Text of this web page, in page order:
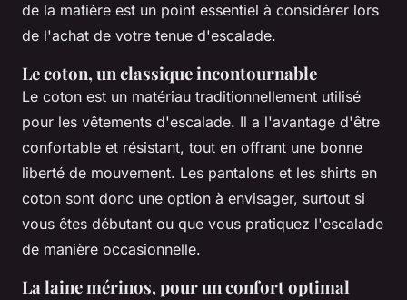
de la matière est un point essentiel à considérer lors
de l'achat de votre tenue d'escalade.
Le coton, un classique incontournable
Le coton est un matériau traditionnellement utilisé
pour les vêtements d'escalade. Il a l'avantage d'être
confortable et résistant, tout en offrant une bonne
liberté de mouvement. Les pantalons et les shirts en
coton sont donc une option à envisager, surtout si
vous êtes débutant ou que vous pratiquez l'escalade
de manière occasionnelle.
La laine mérinos, pour un confort optimal